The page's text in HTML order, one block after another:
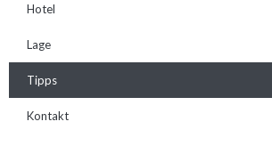
Hotel
Lage
Tipps
Kontakt